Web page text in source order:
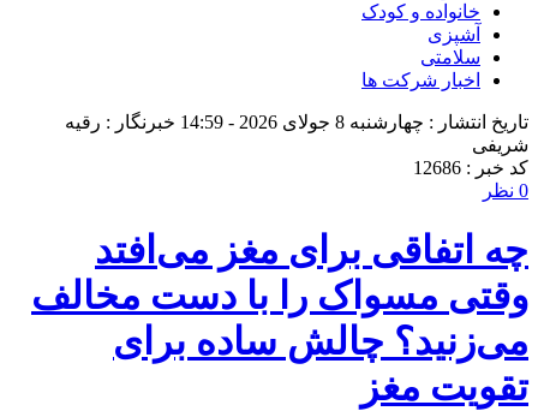
خانواده و کودک
آشپزی
سلامتی
اخبار شرکت ها
تاریخ انتشار : چهارشنبه 8 جولای 2026 - 14:59
خبرنگار : رقیه
شریفی
کد خبر : 12686
0 نظر
چه اتفاقی برای مغز می‌افتد
وقتی مسواک را با دست مخالف
می‌زنید؟ چالش ساده برای
تقویت مغز